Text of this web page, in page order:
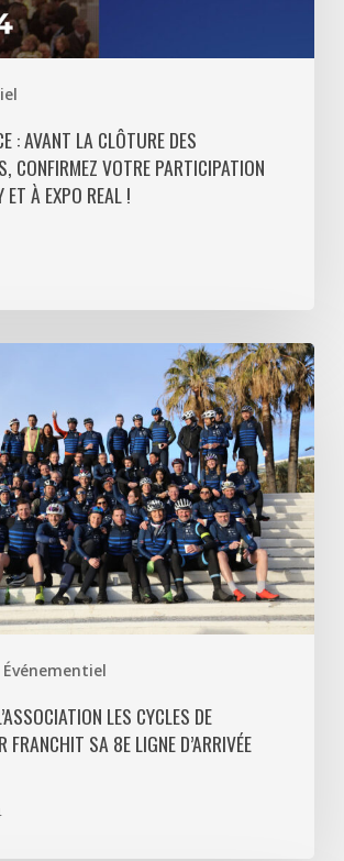
: AVANT LA CLÔTURE DES
CONFIRMEZ VOTRE PARTICIPATION
ET À EXPO REAL !
Événementiel
LES CYCLES DE
FRANCHIT SA 8E LIGNE D’ARRIVÉE